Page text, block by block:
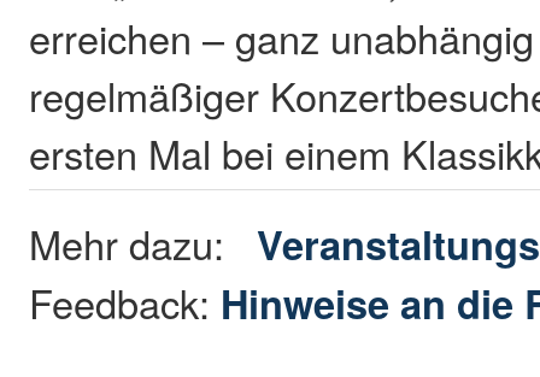
erreichen – ganz
regelmäßiger
ersten Mal bei einem
Mehr dazu:
Feedback: Hinweise an die